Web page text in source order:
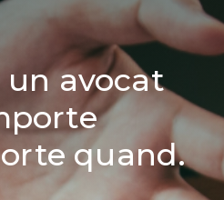
un avocat
quand.